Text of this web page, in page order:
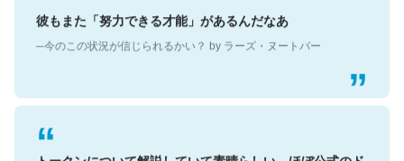
彼もまた「努力できる才能」があるんだなあ
─今のこの状況が信じられるかい？ by ラーズ・ヌートバー
トークンについて解説していて素晴らしい。ほぼ公式のド